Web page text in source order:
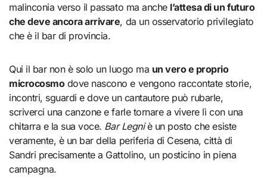
malinconia verso il passato ma anche l’attesa di un futuro
che deve ancora arrivare, da un osservatorio privilegiato
che è il bar di provincia.
Qui il bar non è solo un luogo ma un vero e proprio
microcosmodove nascono e vengono raccontate storie,
incontri, sguardi e dove un cantautore può rubarle,
scriverci una canzone e farle tornare a vivere lì con una
chitarra e la sua voce. Bar Legniè un posto che esiste
veramente, è un bar della periferia di Cesena, città di
Sandri precisamente a Gattolino, un posticino in piena
campagna.